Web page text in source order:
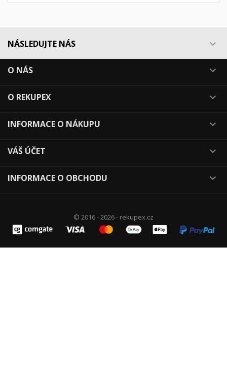
NÁSLEDUJTE NÁS 
O NÁS 
O REKUPEX 
INFORMACE O NÁKUPU 
VÁŠ ÚČET 
INFORMACE O OBCHODU 
© 2016 - 2026 - rekupex.cz